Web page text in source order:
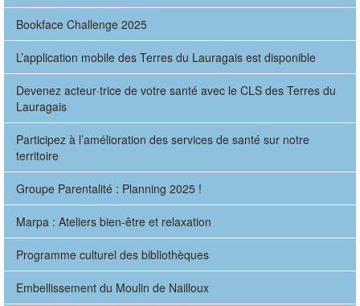
Bookface Challenge 2025
L’application mobile des Terres du Lauragais est disponible
Devenez acteur·trice de votre santé avec le CLS des Terres du
Lauragais
Participez à l’amélioration des services de santé sur notre
territoire
Groupe Parentalité : Planning 2025 !
Marpa : Ateliers bien-être et relaxation
Programme culturel des bibliothèques
Embellissement du Moulin de Nailloux